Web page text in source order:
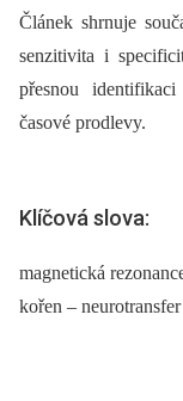
Článek shrnuje
senzitivita i
přesnou
časové prodlevy.
Klíčová slova:
magnetická
kořen –